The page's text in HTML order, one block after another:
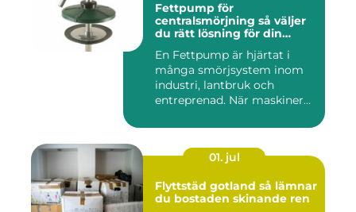
Fettpump för
centralsmörjning så väljer
du rätt lösning för din
En Fettpump är hjärtat i
många smörjsystem inom
industri, lantbruk och
entreprenad. När maskiner
01. jul
Flyttstäd gotland så lämnar
du bostaden skinande ren